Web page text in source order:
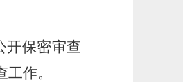
开保密审查
作。